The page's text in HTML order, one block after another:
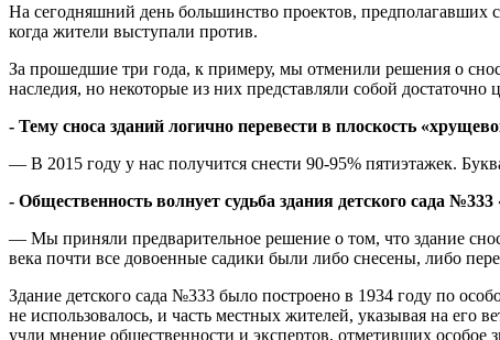
На сегодняшний день большинство проектов, предполагавших
когда жители выступали против.
За прошедшие три года, к примеру, мы отменили решения о
наследия, но некоторые из них представляли собой
- Тему сноса зданий логично перевести в плоскость
— В 2015 году у нас получится снести 90-95% пятиэтажек.
- Общественность волнует судьба здания детского сада
— Мы приняли предварительное решение о том, что здание
века почти все довоенные садики были либо снесены, либо
Здание детского сада №333 было построено в 1934 году по
не использовалось, и часть местных жителей, указывая на его
учли мнение общественности и экспертов, отметивших особое